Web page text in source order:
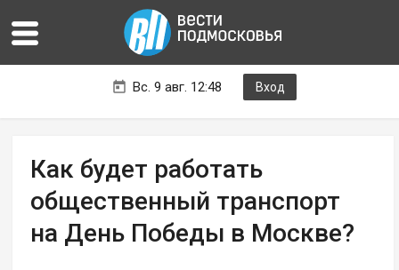
Вс. 9 авг. 12:48 Вход
Как будет работать
общественный транспорт
на День Победы в Москве?